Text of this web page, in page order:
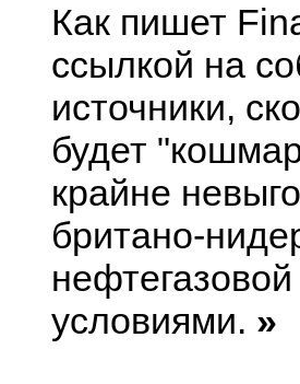
Как пишет
ссылкой на
источники,
будет
крайне
британо-
условиями. »